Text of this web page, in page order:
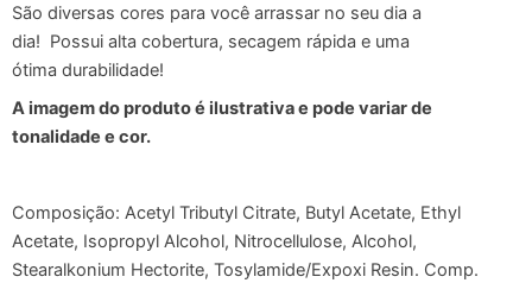
São diversas cores para você arrassar no seu dia a
dia! Possui alta cobertura, secagem rápida e uma
ótima durabilidade!
A imagem do produto é ilustrativa e pode variar de
tonalidade e cor.
Composição: Acetyl Tributyl Citrate, Butyl Acetate, Ethyl
Acetate, Isopropyl Alcohol, Nitrocellulose, Alcohol,
Stearalkonium Hectorite, Tosylamide/Expoxi Resin. Comp.